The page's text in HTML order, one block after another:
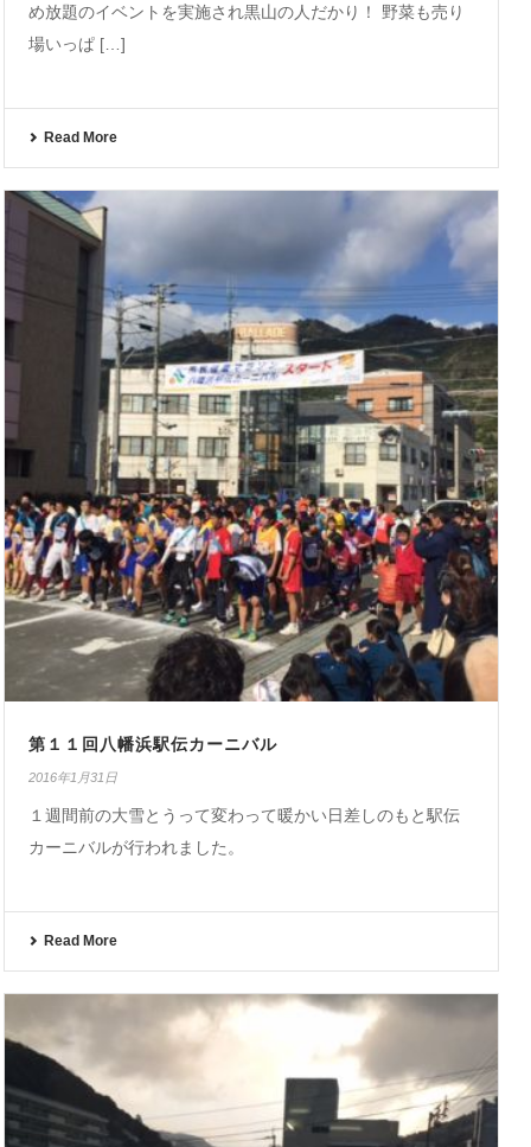
め放題のイベントを実施され黒山の人だかり！ 野菜も売り
場いっぱ […]
Read More
第１１回八幡浜駅伝カーニバル
2016年1月31日
１週間前の大雪とうって変わって暖かい日差しのもと駅伝
カーニバルが行われました。
Read More